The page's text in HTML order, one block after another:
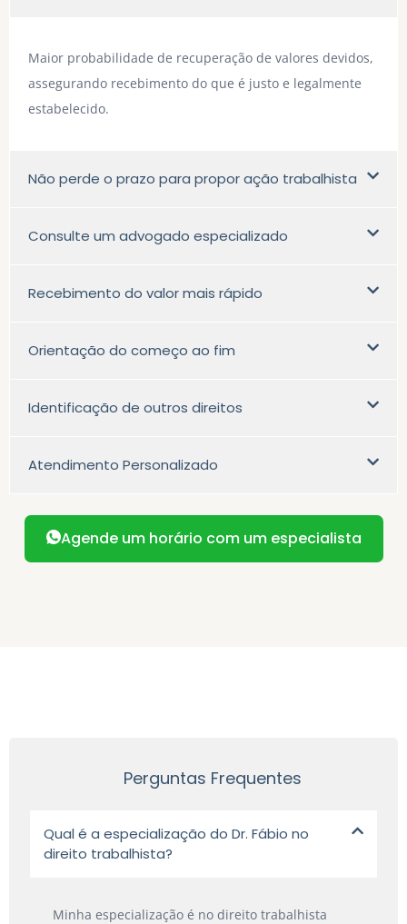
Maior probabilidade de recuperação de valores devidos,
assegurando recebimento do que é justo e legalmente
estabelecido.
Não perde o prazo para propor ação trabalhista
Consulte um advogado especializado
Recebimento do valor mais rápido
Orientação do começo ao fim
Identificação de outros direitos
Atendimento Personalizado
Agende um horário com um especialista
Perguntas Frequentes
Qual é a especialização do Dr. Fábio no
direito trabalhista?
Minha especialização é no direito trabalhista